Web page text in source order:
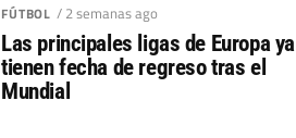
FÚTBOL / 2 semanas ago
Las principales ligas de Europa ya
tienen fecha de regreso tras el
Mundial